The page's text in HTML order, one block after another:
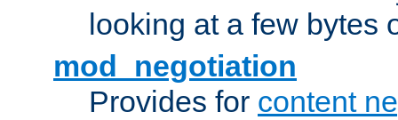
looking at a few bytes
mod_negotiation
Provides for content